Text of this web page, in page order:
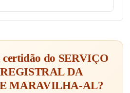
certidão do SERVIÇO
DA
MARAVILHA-AL?